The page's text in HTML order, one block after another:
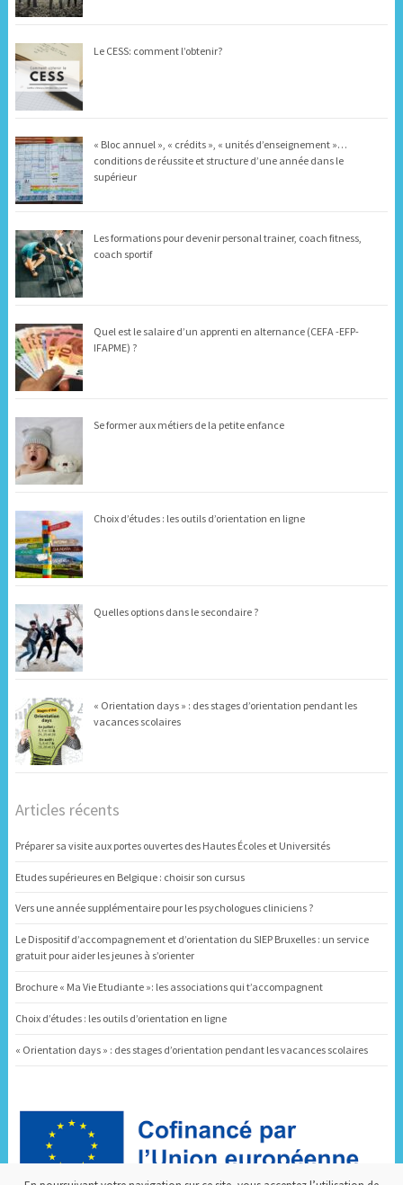
Le CESS: comment l’obtenir?
« Bloc annuel », « crédits », « unités d’enseignement »…
conditions de réussite et structure d’une année dans le
supérieur
Les formations pour devenir personal trainer, coach fitness,
coach sportif
Quel est le salaire d’un apprenti en alternance (CEFA -EFP-
IFAPME) ?
Se former aux métiers de la petite enfance
Choix d’études : les outils d’orientation en ligne
Quelles options dans le secondaire ?
« Orientation days » : des stages d’orientation pendant les
vacances scolaires
Articles récents
Préparer sa visite aux portes ouvertes des Hautes Écoles et Universités
Etudes supérieures en Belgique : choisir son cursus
Vers une année supplémentaire pour les psychologues cliniciens ?
Le Dispositif d’accompagnement et d’orientation du SIEP Bruxelles : un service
gratuit pour aider les jeunes à s’orienter
Brochure « Ma Vie Etudiante »: les associations qui t’accompagnent
Choix d’études : les outils d’orientation en ligne
« Orientation days » : des stages d’orientation pendant les vacances scolaires